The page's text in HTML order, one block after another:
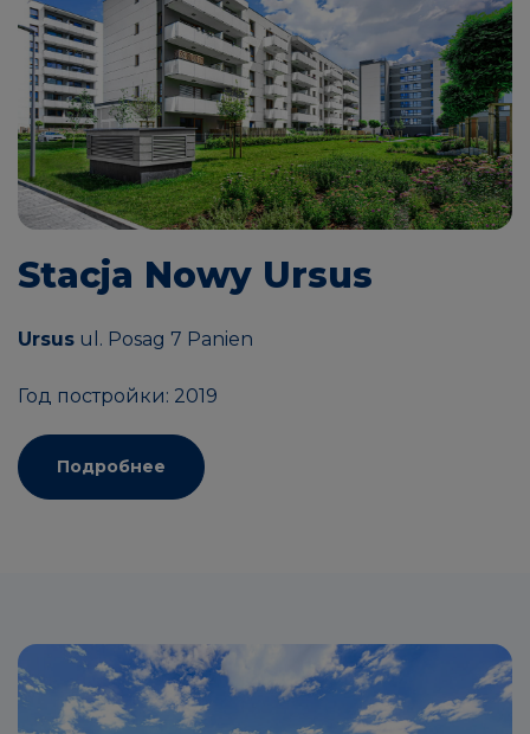
Stacja Nowy Ursus
Ursus ul. Posag 7 Panien
Год постройки: 2019
Подробнее